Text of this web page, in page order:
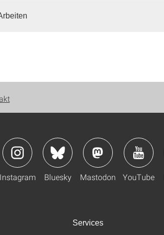
Instagram Bluesky Mastodon YouTube
Services